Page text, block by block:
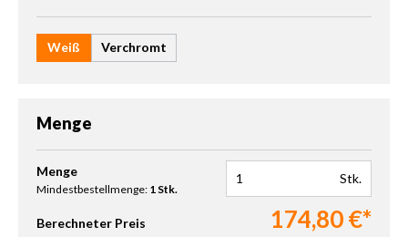
Weiß Verchromt
Menge
Produkt Anzahl: Gib den gewünschten Wert ein oder benutze
Menge
Mindestbestellmenge: 1 Stk.
Stk.
Berechneter Preis 174,80 €*